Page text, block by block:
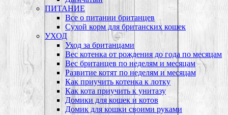
ПИТАНИЕ
Все о питании британцев
Сухой корм для британских кошек
УХОД
Уход за британцами
Вес котенка от рождения до года по месяцам
Вес британцев по неделям и месяцам
Развитие котят по неделям и месяцам
Как приучить котенка к лотку
Как кота приучить к унитазу
Домики для кошек и котов
Домик для кошки своими руками